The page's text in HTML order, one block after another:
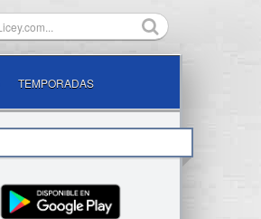
TEMPORADAS